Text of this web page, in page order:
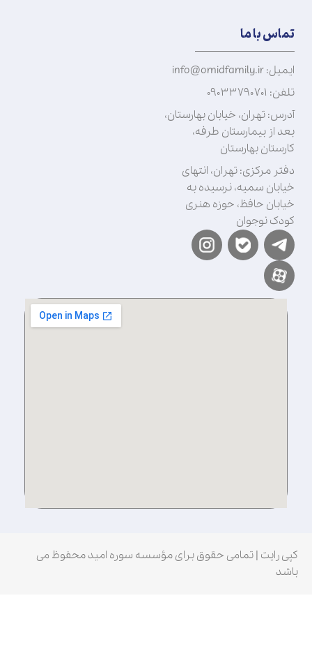
تماس با ما
ایمیل: info@omidfamily.ir
تلفن: ۰۹۰۳۳۷۹۰۷۰۱
آدرس: تهران، خیابان بهارستان،
بعد از بیمارستان طرفه،
کارستان بهارستان
دفتر مرکزی: تهران، انتهای
خیابان سمیه، نرسیده به
خیابان حافظ، حوزه هنری
کودک نوجوان
کپی رایت | تمامی حقوق برای مؤسسه سوره امید محفوظ می
باشد